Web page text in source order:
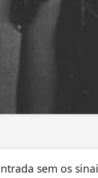
sem os